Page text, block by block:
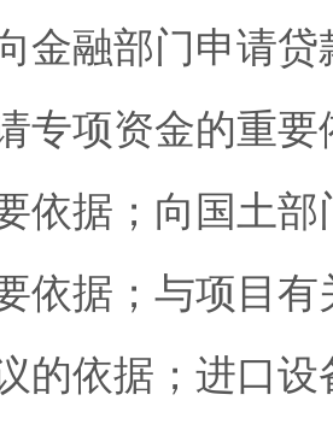
金融部门申请
专项资金的重
依据；向国土
依据；与项目
的依据；进口